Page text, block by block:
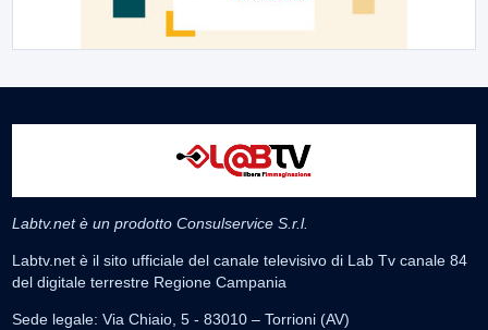
Labtv.net è un prodotto Consulservice S.r.l.
Labtv.net è il sito ufficiale del canale televisivo di Lab Tv canale 84
del digitale terrestre Regione Campania
Sede legale: Via Chiaio, 5 - 83010 – Torrioni (AV)